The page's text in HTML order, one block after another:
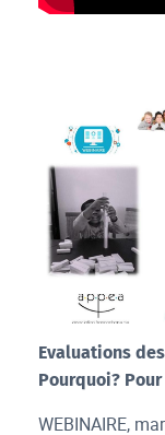
Webinaire juin
Evaluations
Pourquoi?
WEBINAIRE,